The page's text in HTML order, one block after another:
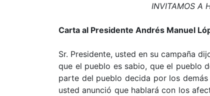
INVITAMOS A
Carta al Presidente Andrés Manuel
Sr. Presidente, usted en su campaña
que el pueblo es sabio, que el pueblo
parte del pueblo decida por los
usted anunció que hablará con los